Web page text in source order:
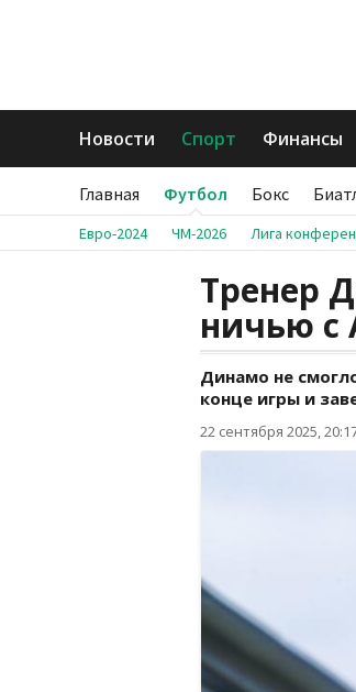
Новости Спорт Финансы
Главная Футбол Бокс
Евро-2024 ЧМ-2026 Лига
Тренер
ничью с
Динамо не
конце игры и
22 сентября 2025,